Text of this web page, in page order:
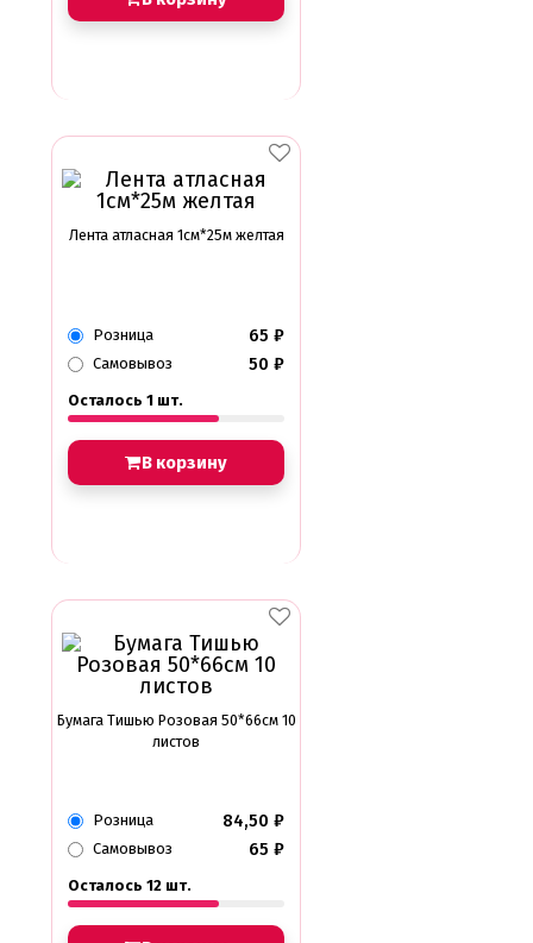
Лента атласная 1см*25м желтая
Розница 65 ₽
Самовывоз 50 ₽
Осталось 1 шт.
В корзину
Бумага Тишью Розовая 50*66см 10
листов
Розница 84,50 ₽
Самовывоз 65 ₽
Осталось 12 шт.